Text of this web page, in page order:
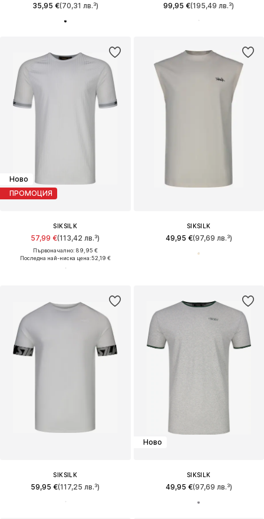
35,95 €(70,31 лв.³) 99,95 €(195,49 лв.³)
Ново
ПРОМОЦИЯ
SIKSILK
57,99 €(113,42 лв.³)
Първоначално: 89,95 €
Последна най-ниска цена:52,19 €
SIKSILK
49,95 €(97,69 лв.³)
SIKSILK
59,95 €(117,25 лв.³)
Ново
SIKSILK
49,95 €(97,69 лв.³)